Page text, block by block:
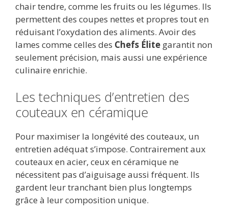
chair tendre, comme les fruits ou les légumes. Ils
permettent des coupes nettes et propres tout en
réduisant l’oxydation des aliments. Avoir des
lames comme celles des Chefs Élite garantit non
seulement précision, mais aussi une expérience
culinaire enrichie.
Les techniques d’entretien des
couteaux en céramique
Pour maximiser la longévité des couteaux, un
entretien adéquat s’impose. Contrairement aux
couteaux en acier, ceux en céramique ne
nécessitent pas d’aiguisage aussi fréquent. Ils
gardent leur tranchant bien plus longtemps
grâce à leur composition unique.